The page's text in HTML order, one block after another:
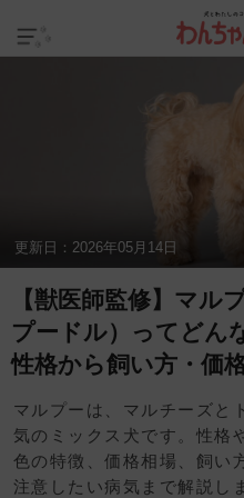
更新日： 2026年05月14日
【獣医師監修】マル
プードル）ってどん
性格から飼い方・価
マルプーは、マルチーズと
気のミックス犬です。性格
色の特徴、価格相場、飼い
注意したい病気まで解説し